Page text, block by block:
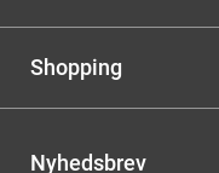
Shopping
Nyhedsbrev